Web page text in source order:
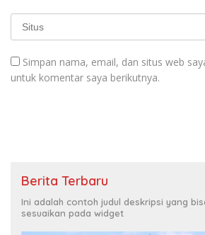
Simpan nama, email, dan situs web
untuk komentar saya berikutnya.
Berita Terbaru
Ini adalah contoh judul deskripsi yang
sesuaikan pada widget